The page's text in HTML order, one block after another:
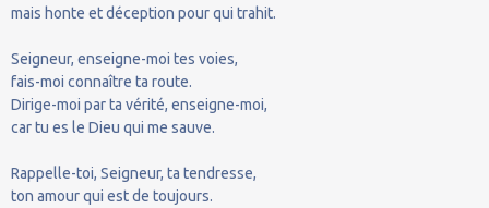
mais honte et déception pour qui trahit.
Seigneur, enseigne-moi tes voies,
fais-moi connaître ta route.
Dirige-moi par ta vérité, enseigne-moi,
car tu es le Dieu qui me sauve.
Rappelle-toi, Seigneur, ta tendresse,
ton amour qui est de toujours.